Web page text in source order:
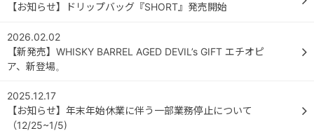
【お知らせ】ドリップバッグ『SHORT』発売開始
2026.02.02
【新発売】WHISKY BARREL AGED DEVIL’s GIFT エチオピ
ア、新登場。
2025.12.17
【お知らせ】年末年始休業に伴う一部業務停止について
（12/25~1/5)